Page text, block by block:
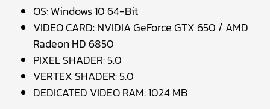
OS: Windows 10 64-Bit
VIDEO CARD: NVIDIA GeForce GTX 650 / AMD
Radeon HD 6850
PIXEL SHADER: 5.0
VERTEX SHADER: 5.0
DEDICATED VIDEO RAM: 1024 MB